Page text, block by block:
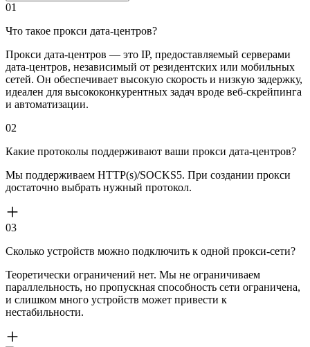
01
Что такое прокси дата-центров?
Прокси дата-центров — это IP, предоставляемый серверами
дата-центров, независимый от резидентских или мобильных
сетей. Он обеспечивает высокую скорость и низкую задержку,
идеален для высококонкурентных задач вроде веб-скрейпинга
и автоматизации.
02
Какие протоколы поддерживают ваши прокси дата-центров?
Мы поддерживаем HTTP(s)/SOCKS5. При создании прокси
достаточно выбрать нужный протокол.
03
Сколько устройств можно подключить к одной прокси-сети?
Теоретически ограничений нет. Мы не ограничиваем
параллельность, но пропускная способность сети ограничена,
и слишком много устройств может привести к
нестабильности.